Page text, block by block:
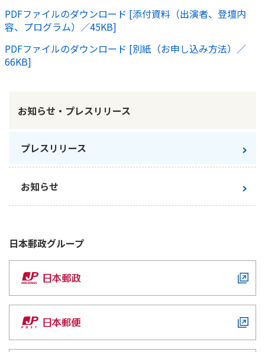
ラジオ体操ポータルサイト
かんぽジャンクション
PDFファイルのダウンロード [添付資料（出演者、登壇内
容、プログラム）／45KB]
PDFファイルのダウンロード [別紙（お申し込み方法）／
66KB]
お知らせ・プレスリリース
プレスリリース
お知らせ
日本郵政グループ